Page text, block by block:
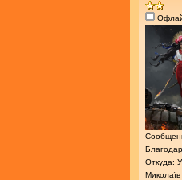
Откуда:
Миколаїв